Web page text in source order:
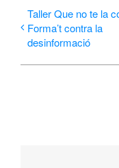
Taller Que no te la
Forma’t contra la
desinformació